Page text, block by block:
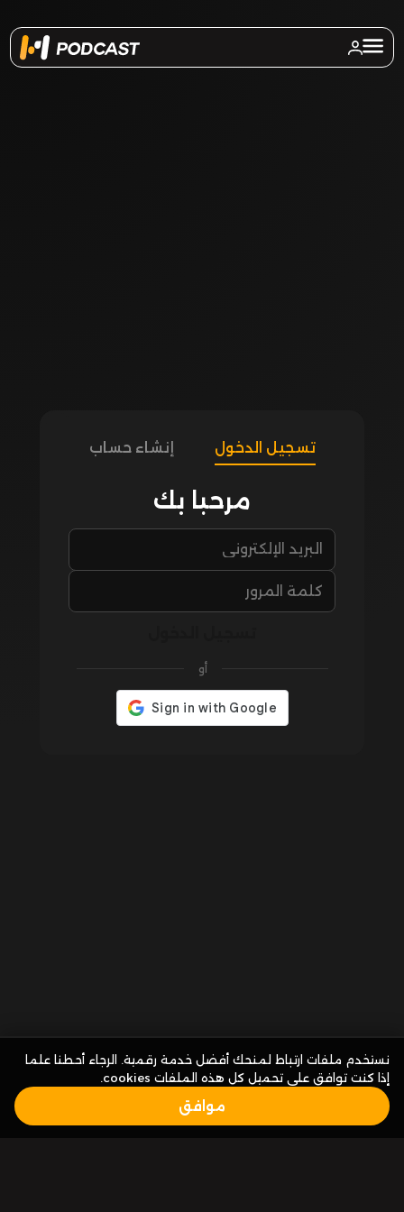
تسجيل الدخول إنشاء حساب
مرحبا بك
أو
نستخدم ملفات ارتباط لمنحك أفضل خدمة رقمية. الرجاء أحطنا علما
إذا كنت توافق على تحميل كل هذه الملفات cookies.
موافق